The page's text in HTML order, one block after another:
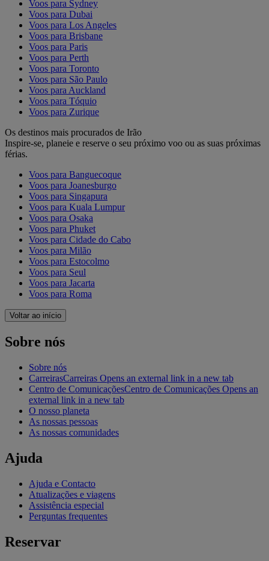
Voos para Sydney
Voos para Dubai
Voos para Los Angeles
Voos para Brisbane
Voos para Paris
Voos para Perth
Voos para Toronto
Voos para São Paulo
Voos para Auckland
Voos para Tóquio
Voos para Zurique
Os destinos mais procurados de Irão
Inspire-se, planeie e reserve o seu próximo voo ou as suas próximas
férias.
Voos para Banguecoque
Voos para Joanesburgo
Voos para Singapura
Voos para Kuala Lumpur
Voos para Osaka
Voos para Phuket
Voos para Cidade do Cabo
Voos para Milão
Voos para Estocolmo
Voos para Seul
Voos para Jacarta
Voos para Roma
Voltar ao início
Sobre nós
Sobre nós
CarreirasCarreiras Opens an external link in a new tab
Centro de ComunicaçõesCentro de Comunicações Opens an
external link in a new tab
O nosso planeta
As nossas pessoas
As nossas comunidades
Ajuda
Ajuda e Contacto
Atualizações e viagens
Assistência especial
Perguntas frequentes
Reservar